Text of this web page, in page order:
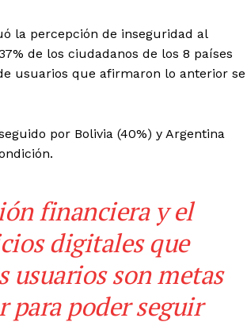
la percepción de inseguridad al
de los ciudadanos de los 8 países
usuarios que afirmaron lo anterior se
por Bolivia (40%) y Argentina
financiera y el
digitales que
usuarios son metas
para poder seguir